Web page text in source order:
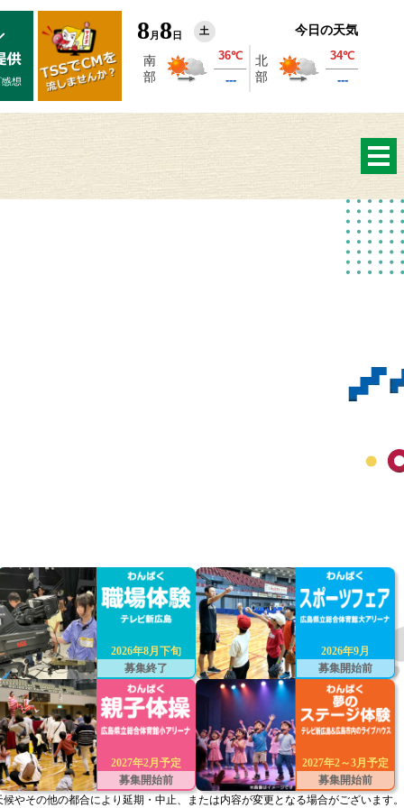
8 月 8 日 土 今日の天気
2026年8月下旬
募集終了
2026年9月
募集開始前
2027年2月予定
募集開始前
2027年2～3月予定
募集開始前
やその他の都合により延期・中止、または内容が変更となる場合がございます。